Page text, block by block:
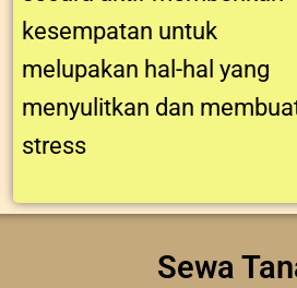
kesempatan untuk
melupakan hal-hal yang
menyulitkan dan
stress
Sewa